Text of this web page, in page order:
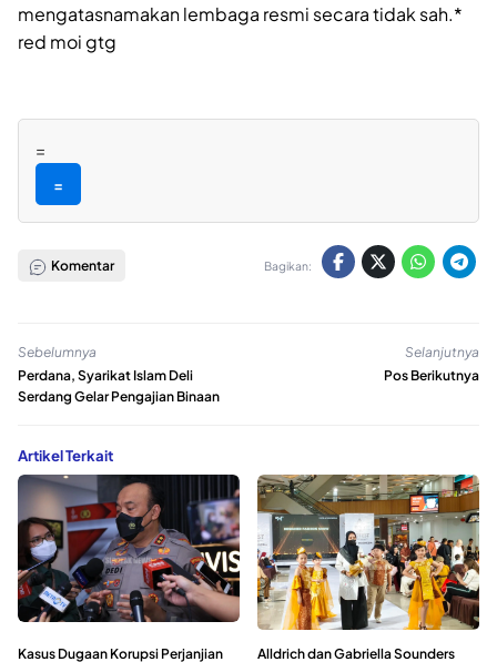
mengatasnamakan lembaga resmi secara tidak sah.*
red moi gtg
=
=
Komentar Bagikan:
Sebelumnya
Perdana, Syarikat Islam Deli
Serdang Gelar Pengajian Binaan
Selanjutnya
Pos Berikutnya
Artikel Terkait
Kasus Dugaan Korupsi Perjanjian Alldrich dan Gabriella Sounders